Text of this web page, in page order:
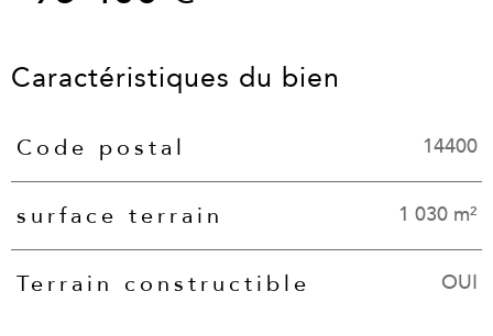
Caractéristiques du bien
Caractéristiques Valeurs
Code postal 14400
surface terrain 1 030 m²
Terrain constructible OUI